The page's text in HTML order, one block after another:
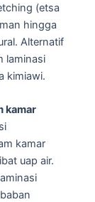
(etsa
hingga
Alternatif
laminasi
kimiawi.
kamar
kamar
uap air.